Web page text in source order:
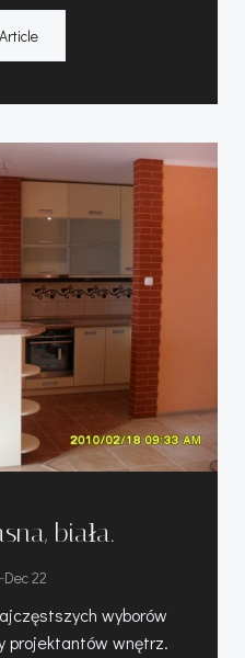
biała.
-Dec 22
wyborów
projektantów wnętrz.